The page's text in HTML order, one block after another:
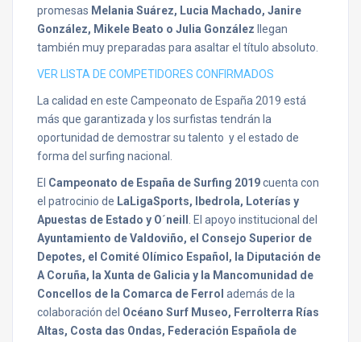
promesas Melania Suárez, Lucia Machado, Janire
González, Mikele Beato o Julia González llegan
también muy preparadas para asaltar el título absoluto.
VER LISTA DE COMPETIDORES CONFIRMADOS
La calidad en este Campeonato de España 2019 está
más que garantizada y los surfistas tendrán la
oportunidad de demostrar su talento y el estado de
forma del surfing nacional.
El Campeonato de España de Surfing 2019cuenta con
el patrocinio de LaLigaSports, Ibedrola, Loterías y
Apuestas de Estado y O´neill
. El apoyo institucional del
Ayuntamiento de Valdoviño, el Consejo Superior de
Depotes, el Comité Olímico Español, la Diputación de
A Coruña, la Xunta de Galicia y la Mancomunidad de
Concellos de la Comarca de Ferrol además de la
colaboración del Océano Surf Museo, Ferrolterra Rías
Altas, Costa das Ondas, Federación Española de